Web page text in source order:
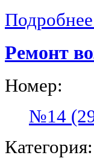
Ремонт
Номер:
№14
Категория: